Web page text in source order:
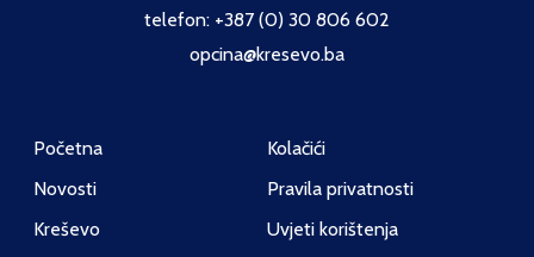
telefon: +387 (0) 30 806 602
opcina@kresevo.ba
Početna
Novosti
Kreševo
Kolačići
Pravila privatnosti
Uvjeti korištenja